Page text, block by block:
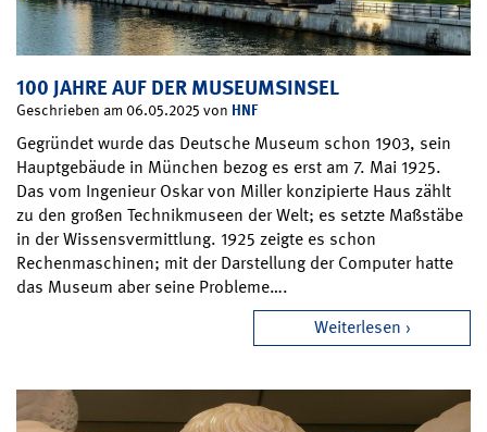
100 JAHRE AUF DER MUSEUMSINSEL
Geschrieben am 06.05.2025 von HNF
Gegründet wurde das Deutsche Museum schon 1903, sein
Hauptgebäude in München bezog es erst am 7. Mai 1925.
Das vom Ingenieur Oskar von Miller konzipierte Haus zählt
zu den großen Technikmuseen der Welt; es setzte Maßstäbe
in der Wissensvermittlung. 1925 zeigte es schon
Rechenmaschinen; mit der Darstellung der Computer hatte
das Museum aber seine Probleme….
Weiterlesen